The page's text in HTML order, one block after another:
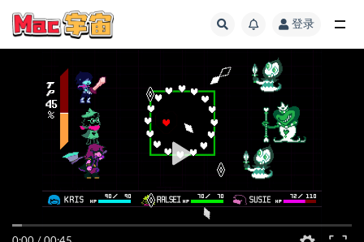
登录